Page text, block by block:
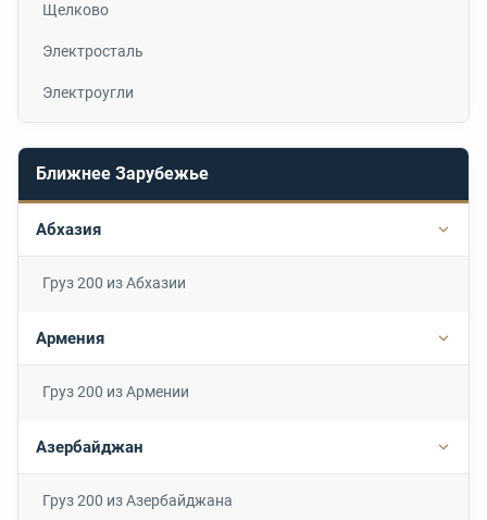
Щелково
Электросталь
Электроугли
Ближнее Зарубежье
Абхазия
Груз 200 из Абхазии
Армения
Груз 200 из Армении
Азербайджан
Груз 200 из Азербайджана